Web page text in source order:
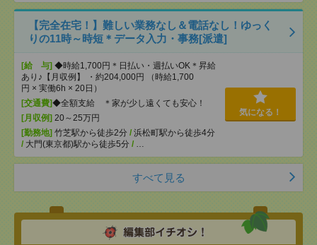
【完全在宅！】難しい業務なし＆電話なし！ゆっく
りの11時～時短＊データ入力・事務[派遣]
[給 与] ◆時給1,700円＊日払い・週払いOK＊昇給
あり♪【月収例】 ・約204,000円 （時給1,700
円 × 実働6h × 20日）
[交通費]◆全額支給 ＊家が少し遠くても安心！
[月収例] 20～25万円
[勤務地] 竹芝駅から徒歩2分 / 浜松町駅から徒歩4分
/ 大門(東京都)駅から徒歩5分 / …
気になる！
すべて見る